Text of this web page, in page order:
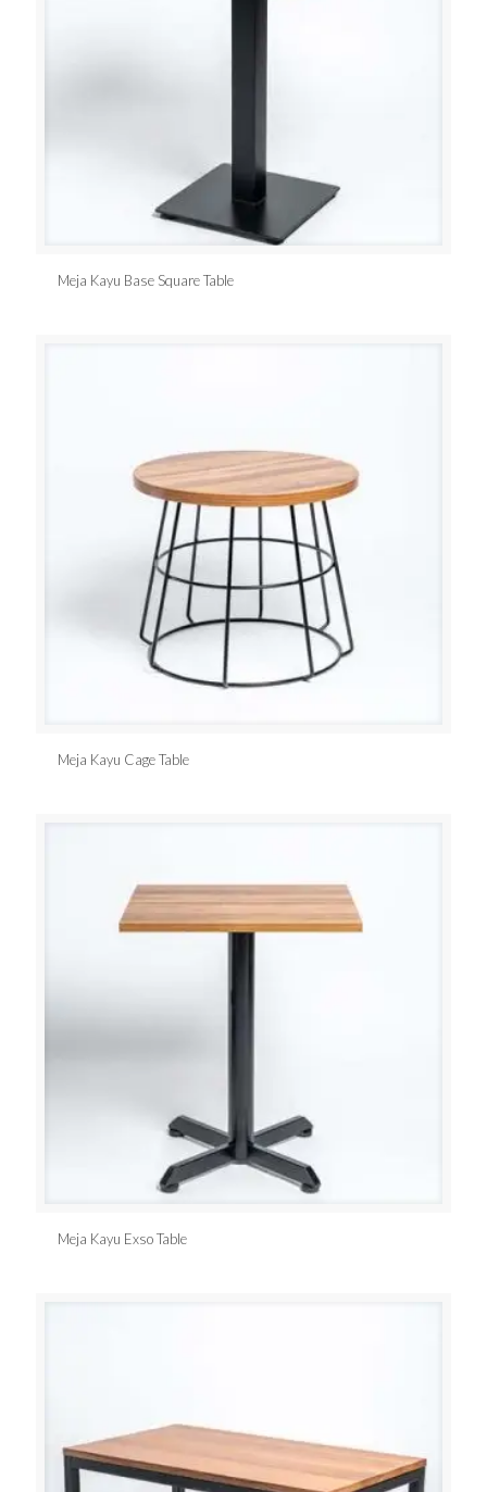
Meja Kayu Base Square Table
Meja Kayu Cage Table
Meja Kayu Exso Table